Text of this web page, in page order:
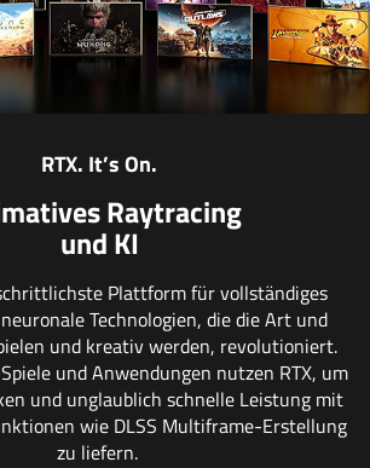
RTX. It’s On.
Raytracing
und KI
Plattform für vollständiges
Technologien, die die Art und
und kreativ werden, revolutioniert.
und Anwendungen nutzen RTX, um
und unglaublich schnelle Leistung mit
wie DLSS Multiframe-Erstellung
zu liefern.